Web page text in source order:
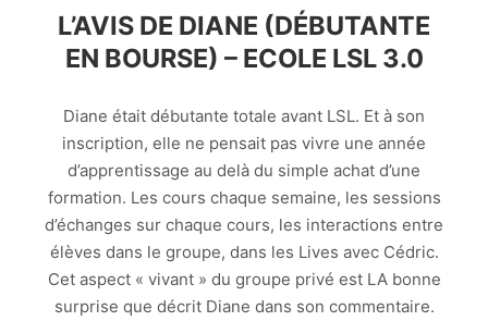
L’AVIS DE DIANE (DÉBUTANTE
EN BOURSE) – ECOLE LSL 3.0
Diane était débutante totale avant LSL. Et à son
inscription, elle ne pensait pas vivre une année
d’apprentissage au delà du simple achat d’une
formation. Les cours chaque semaine, les sessions
d’échanges sur chaque cours, les interactions entre
élèves dans le groupe, dans les Lives avec Cédric.
Cet aspect « vivant » du groupe privé est LA bonne
surprise que décrit Diane dans son commentaire.